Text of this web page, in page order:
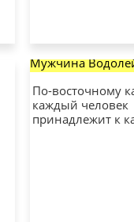
Мужчина
По-восточному
каждый человек
принадлежит к